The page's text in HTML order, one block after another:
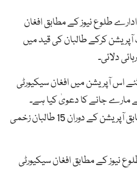
طلوع نیوز کے مطابق افغان
آپریشن کرکے طالبان کی قید میں
دلائی۔
اس آپریشن میں افغان سیکیورٹی
مارے جانے کا دعویٰ کیا ہے۔
سیکیورٹی فورسز کے مطابق آپریشن کے دوران 15 طالبان زخمی
نیوز کے مطابق افغان سیکیورٹی